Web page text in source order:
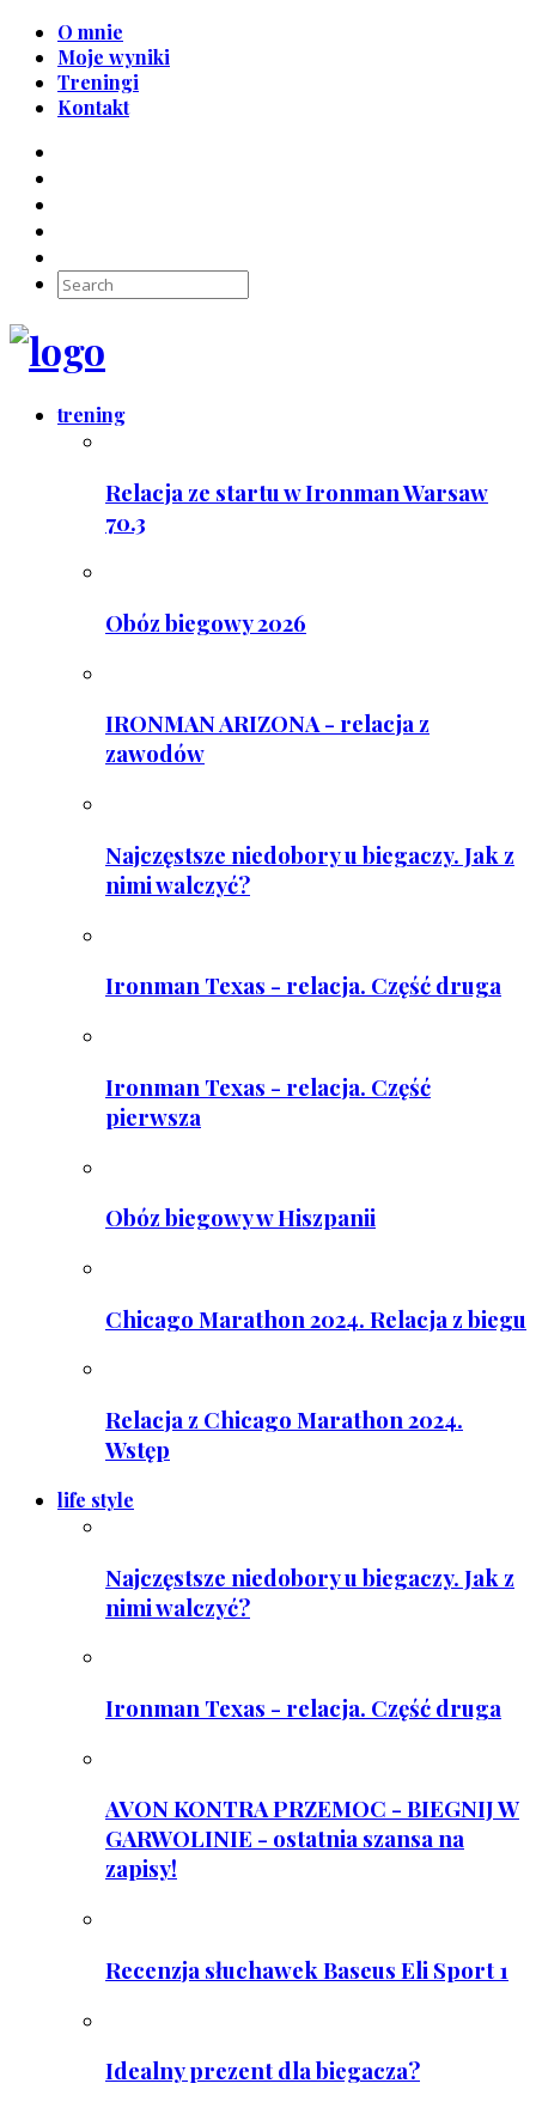
O mnie
Moje wyniki
Treningi
Kontakt
trening
Relacja ze startu w Ironman Warsaw
70.3
Obóz biegowy 2026
IRONMAN ARIZONA - relacja z
zawodów
Najczęstsze niedobory u biegaczy. Jak z
nimi walczyć?
Ironman Texas - relacja. Część druga
Ironman Texas - relacja. Część
pierwsza
Obóz biegowy w Hiszpanii
Chicago Marathon 2024. Relacja z biegu
Relacja z Chicago Marathon 2024.
Wstęp
life style
Najczęstsze niedobory u biegaczy. Jak z
nimi walczyć?
Ironman Texas - relacja. Część druga
AVON KONTRA PRZEMOC - BIEGNIJ W
GARWOLINIE - ostatnia szansa na
zapisy!
Recenzja słuchawek Baseus Eli Sport 1
Idealny prezent dla biegacza?